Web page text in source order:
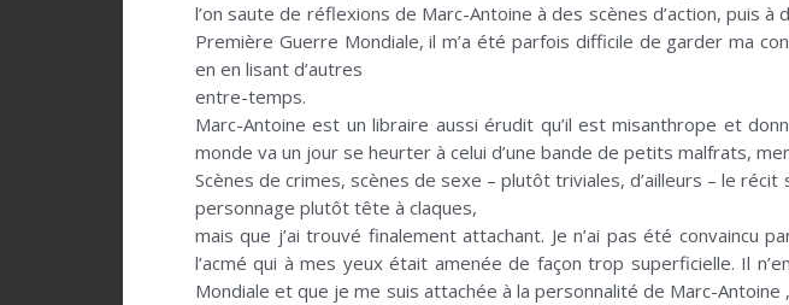
l’on saute de réflexions de Marc-Antoine à des scènes d’action,
Première Guerre Mondiale, il m’a été parfois difficile de garder ma
en en lisant d’autres
entre-temps.
Marc-Antoine est un libraire aussi érudit qu’il est misanthrope et
monde va un jour se heurter à celui d’une bande de petits malfrats,
Scènes de crimes, scènes de sexe – plutôt triviales, d’ailleurs – le
personnage plutôt tête à claques,
mais que j’ai trouvé finalement attachant. Je n’ai pas été convaincu
l’acmé qui à mes yeux était amenée de façon trop superficielle. Il
Mondiale et que je me suis attachée à la personnalité de Marc-